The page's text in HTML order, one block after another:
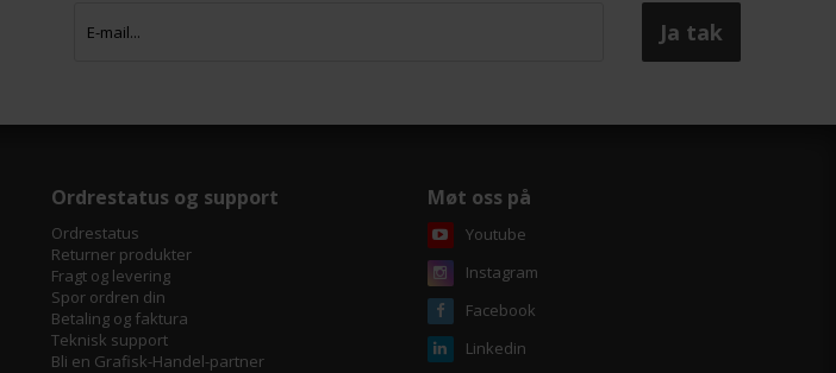
Ordrestatus og support
Ordrestatus
Returner produkter
Fragt og levering
Spor ordren din
Betaling og faktura
Teknisk support
Bli en Grafisk-Handel-partner
Møt oss på
Youtube
Instagram
Facebook
Linkedin